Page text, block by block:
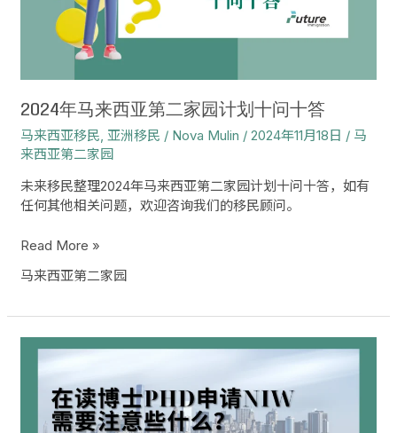
2024年马来西亚第二家园计划十问十答
马来西亚移民,亚洲移民 / Nova Mulin /2024年11月18日 / 马
来西亚第二家园
未来移民整理2024年马来西亚第二家园计划十问十答，如有
任何其他相关问题，欢迎咨询我们的移民顾问。
计
划
问
十
答
Read More »
马来西亚第二家园
PHD